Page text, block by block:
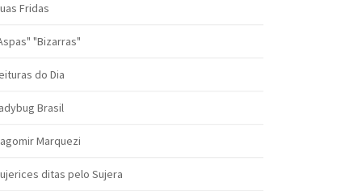
Fridas
"Bizarras"
do Dia
Brasil
Marquezi
ditas pelo Sujera